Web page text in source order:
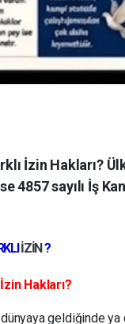
İzin Hakları?
4857 sayılı İş
İZİN ?
Hakları?
geldiğinde